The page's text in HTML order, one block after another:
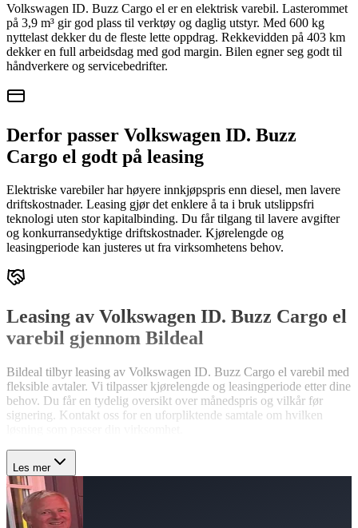
Volkswagen ID. Buzz Cargo el er en elektrisk varebil. Lasterommet
på 3,9 m³ gir god plass til verktøy og daglig utstyr. Med 600 kg
nyttelast dekker du de fleste lette oppdrag. Rekkevidden på 403 km
dekker en full arbeidsdag med god margin. Bilen egner seg godt til
håndverkere og servicebedrifter.
Derfor passer Volkswagen ID. Buzz
Cargo el godt på leasing
Elektriske varebiler har høyere innkjøpspris enn diesel, men lavere
driftskostnader. Leasing gjør det enklere å ta i bruk utslippsfri
teknologi uten stor kapitalbinding. Du får tilgang til lavere avgifter
og konkurransedyktige driftskostnader. Kjørelengde og
leasingperiode kan justeres ut fra virksomhetens behov.
Leasing av Volkswagen ID. Buzz Cargo el
varebil gjennom Bildeal
Bildeal tilbyr leasing av Volkswagen ID. Buzz Cargo el varebil med
fleksible avtaler. Vi tilpasser kjørelengde og leasingperiode etter dine
behov. Du får en tydelig oversikt over månedspris og vilkår før
signering. Kontakt oss for en uforpliktende samtale om hvilken
Les mer